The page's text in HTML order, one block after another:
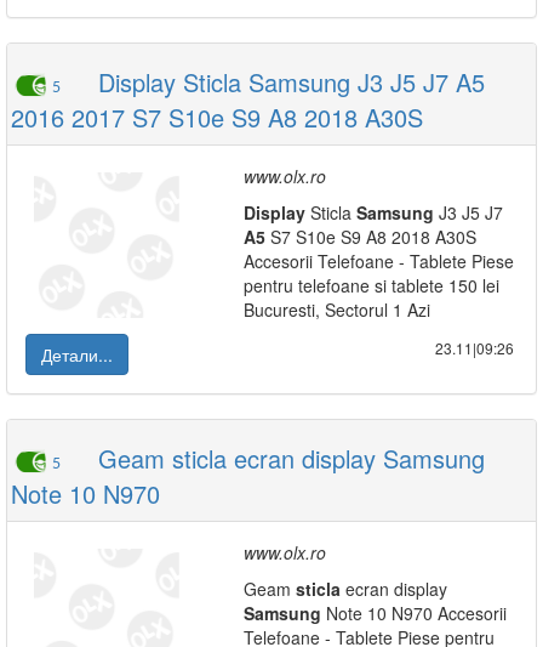
5
Display Sticla Samsung J3 J5 J7 A5
2016 2017 S7 S10e S9 A8 2018 A30S
www.olx.ro
Display Sticla Samsung J3 J5 J7
A5 S7 S10e S9 A8 2018 A30S
Accesorii Telefoane - Tablete Piese
pentru telefoane si tablete 150 lei
Bucuresti, Sectorul 1 Azi
Детали...
23.11|09:26
5
Geam sticla ecran display Samsung
Note 10 N970
www.olx.ro
Geam sticla ecran display
Samsung Note 10 N970 Accesorii
Telefoane - Tablete Piese pentru